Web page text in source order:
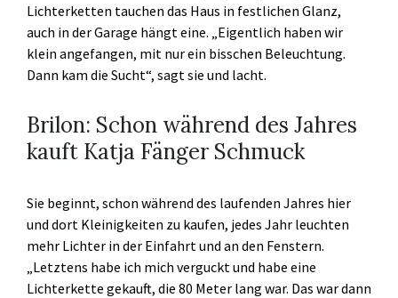
Lichterketten tauchen das Haus in festlichen Glanz,
auch in der Garage hängt eine. „Eigentlich haben wir
klein angefangen, mit nur ein bisschen Beleuchtung.
Dann kam die Sucht“, sagt sie und lacht.
Brilon: Schon während des Jahres
kauft Katja Fänger Schmuck
Sie beginnt, schon während des laufenden Jahres hier
und dort Kleinigkeiten zu kaufen, jedes Jahr leuchten
mehr Lichter in der Einfahrt und an den Fenstern.
„Letztens habe ich mich verguckt und habe eine
Lichterkette gekauft, die 80 Meter lang war. Das war dann